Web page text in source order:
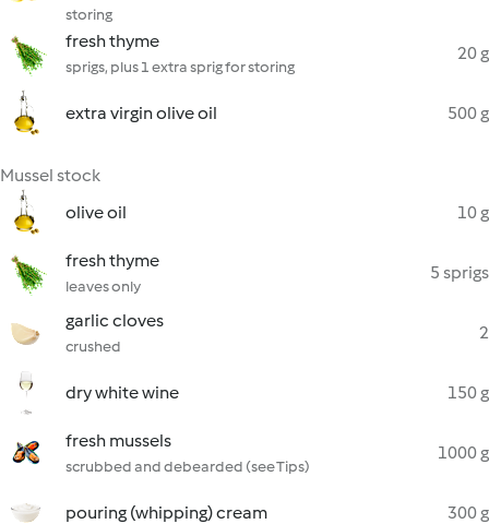
storing
fresh thyme
sprigs, plus 1 extra sprig for storing
20 g
extra virgin olive oil 500 g
Mussel stock
olive oil
10 g
fresh thyme
leaves only
5 sprigs
garlic cloves
crushed
2
dry white wine 150 g
fresh mussels
scrubbed and debearded (see Tips)
1000 g
pouring (whipping) cream 300 g